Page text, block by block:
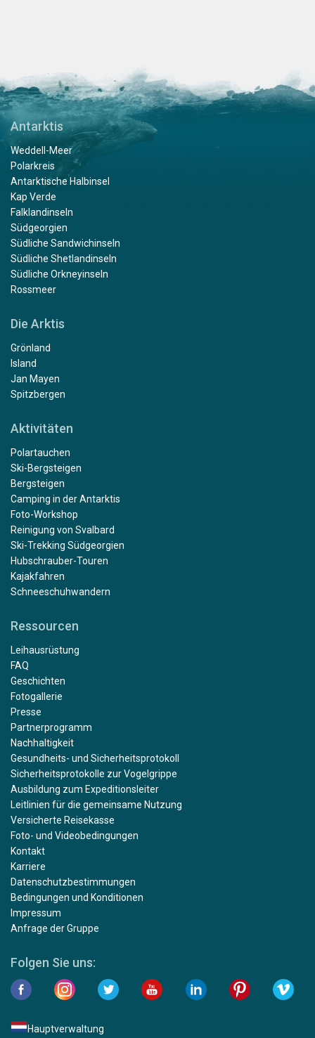
Antarktis
Weddell-Meer
Polarkreis
Antarktische Halbinsel
Kap Verde
Falklandinseln
Südgeorgien
Südliche Sandwichinseln
Südliche Shetlandinseln
Südliche Orkneyinseln
Rossmeer
Die Arktis
Grönland
Island
Jan Mayen
Spitzbergen
Aktivitäten
Polartauchen
Ski-Bergsteigen
Bergsteigen
Camping in der Antarktis
Foto-Workshop
Reinigung von Svalbard
Ski-Trekking Südgeorgien
Hubschrauber-Touren
Kajakfahren
Schneeschuhwandern
Ressourcen
Leihausrüstung
FAQ
Geschichten
Fotogallerie
Presse
Partnerprogramm
Nachhaltigkeit
Gesundheits- und Sicherheitsprotokoll
Sicherheitsprotokolle zur Vogelgrippe
Ausbildung zum Expeditionsleiter
Leitlinien für die gemeinsame Nutzung
Versicherte Reisekasse
Foto- und Videobedingungen
Kontakt
Karriere
Datenschutzbestimmungen
Bedingungen und Konditionen
Impressum
Anfrage der Gruppe
Folgen Sie uns:
Hauptverwaltung